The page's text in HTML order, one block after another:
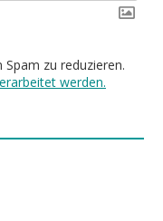
zu reduzieren.
werden.